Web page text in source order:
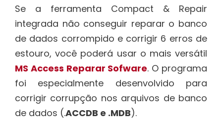
Se a ferramenta Compact & Repair
integrada não conseguir reparar o banco
de dados corrompido e corrigir 6 erros de
estouro, você poderá usar o mais versátil
MS Access Reparar Sofware. O programa
foi especialmente desenvolvido para
corrigir corrupção nos arquivos de banco
de dados (.ACCDB e .MDB).